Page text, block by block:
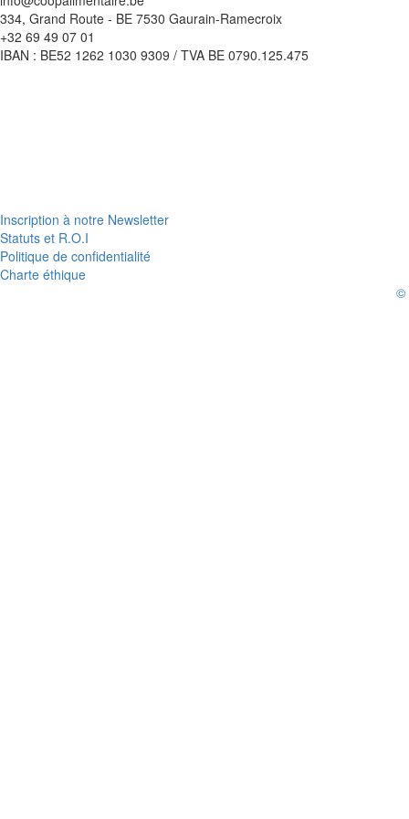
334, Grand Route - BE 7530 Gaurain-Ramecroix
+32 69 49 07 01
IBAN : BE52 1262 1030 9309 / TVA BE 0790.125.475
Inscription à notre Newsletter
Statuts et R.O.I
Politique de confidentialité
Charte éthique
©